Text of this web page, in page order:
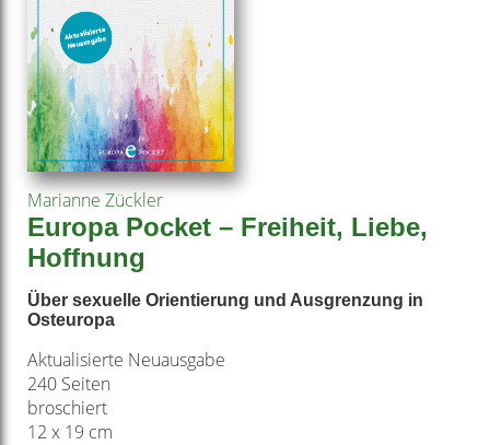
Marianne Zückler
Europa Pocket – Freiheit, Liebe,
Hoffnung
Über sexuelle Orientierung und Ausgrenzung in
Osteuropa
Aktualisierte Neuausgabe
240 Seiten
broschiert
12 x 19 cm